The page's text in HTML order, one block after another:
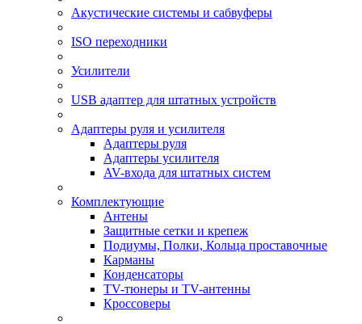
Акустические системы и сабвуферы
ISO переходники
Усилители
USB адаптер для штатных устройств
Адаптеры руля и усилителя
Адаптеры руля
Адаптеры усилителя
AV-входа для штатных систем
Комплектующие
Антены
Защитные сетки и крепеж
Подиумы, Полки, Кольца проставочные
Карманы
Конденсаторы
TV-тюнеры и TV-антенны
Кроссоверы